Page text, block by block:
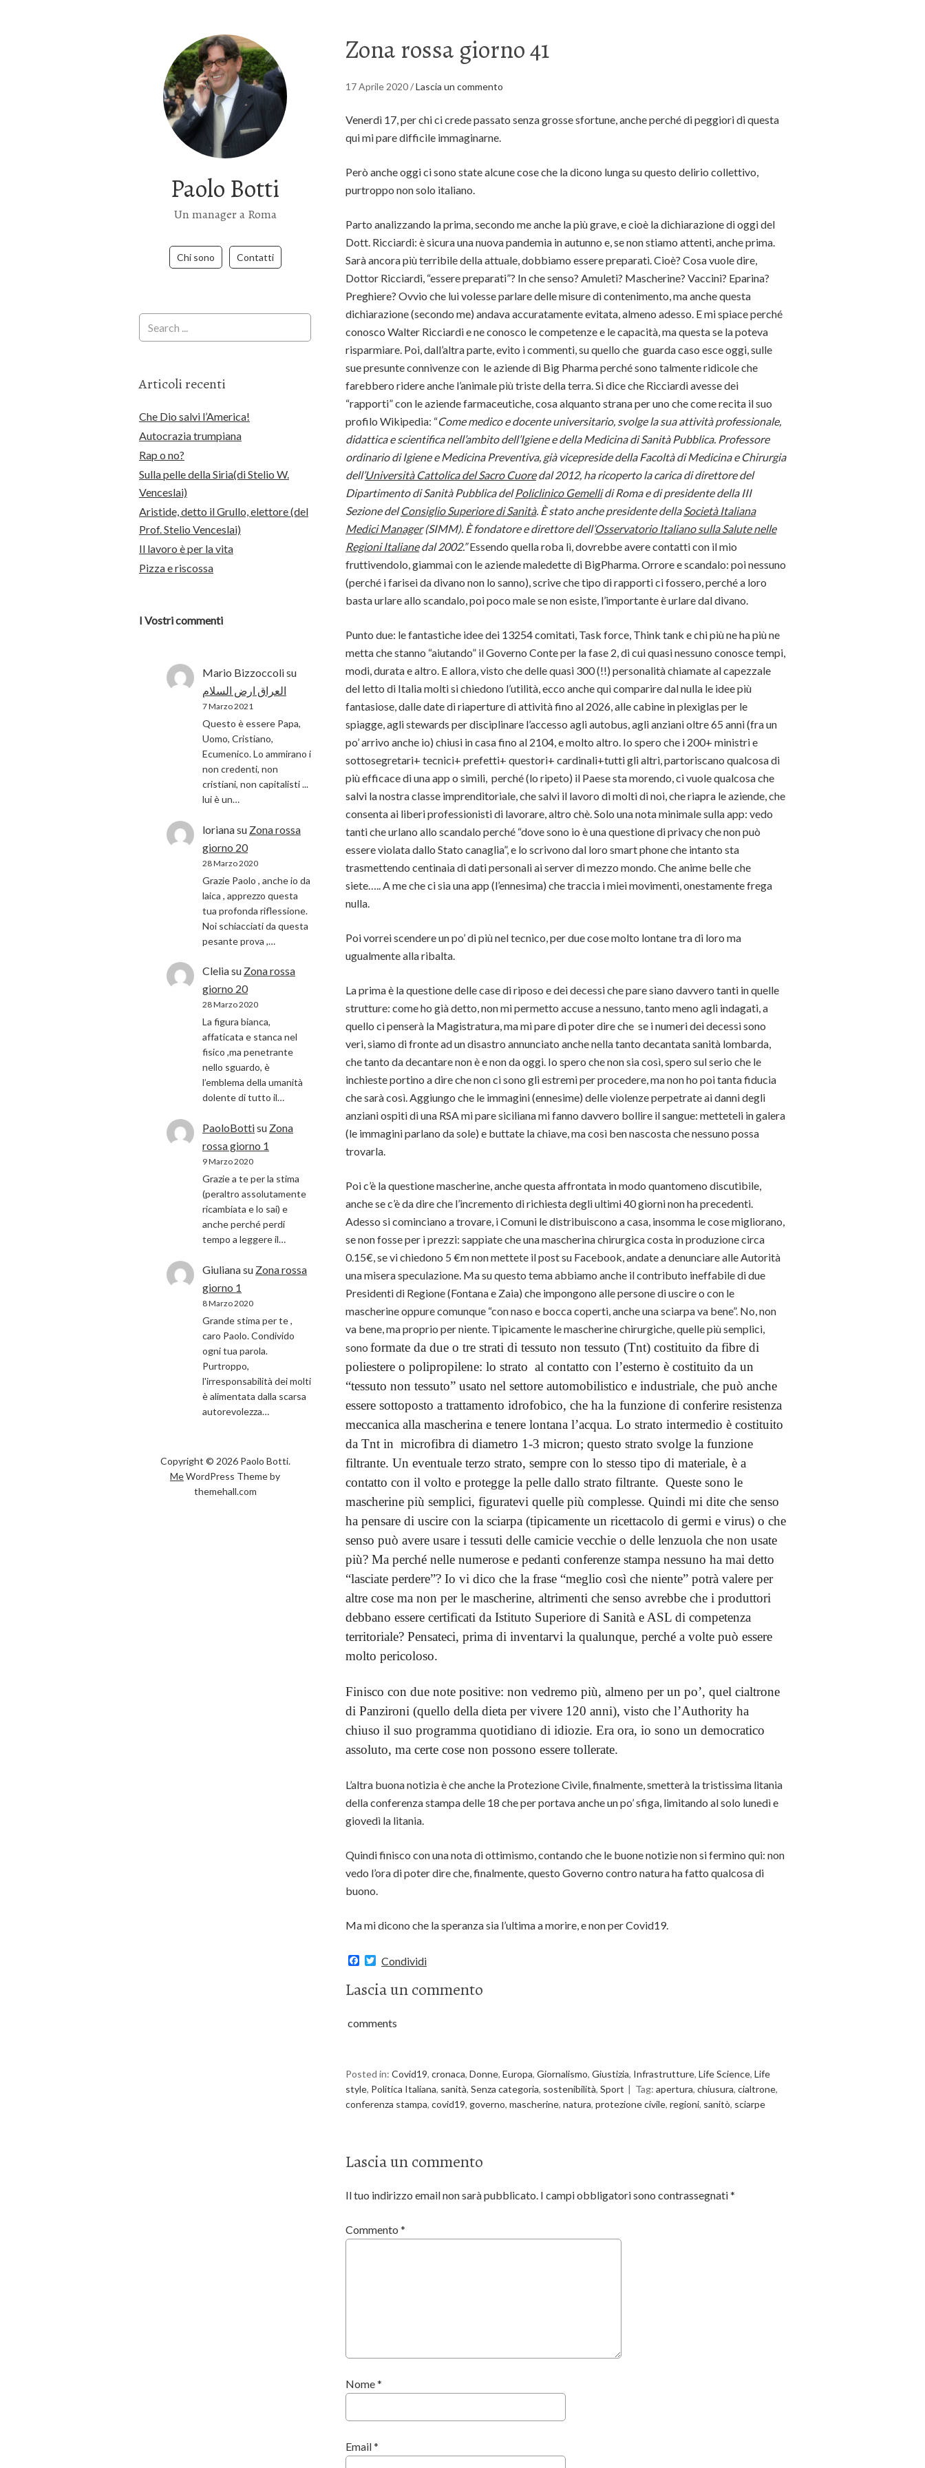
Paolo Botti
Un manager a Roma
Chi sono Contatti
Zona rossa giorno 41
17 Aprile 2020/Lascia un commento
Venerdì 17, per chi ci crede passato senza grosse sfortune, anche perché di peggiori di questa
qui mi pare difficile immaginarne.
Però anche oggi ci sono state alcune cose che la dicono lunga su questo delirio collettivo,
purtroppo non solo italiano.
Parto analizzando la prima, secondo me anche la più grave, e cioè la dichiarazione di oggi del
Dott. Ricciardi: è sicura una nuova pandemia in autunno e, se non stiamo attenti, anche prima.
Sarà ancora più terribile della attuale, dobbiamo essere preparati. Cioè? Cosa vuole dire,
Dottor Ricciardi, “essere preparati”? In che senso? Amuleti? Mascherine? Vaccini? Eparina?
Preghiere? Ovvio che lui volesse parlare delle misure di contenimento, ma anche questa
dichiarazione (secondo me) andava accuratamente evitata, almeno adesso. E mi spiace perché
conosco Walter Ricciardi e ne conosco le competenze e le capacità, ma questa se la poteva
risparmiare. Poi, dall’altra parte, evito i commenti, su quello che guarda caso esce oggi, sulle
sue presunte connivenze con le aziende di Big Pharma perché sono talmente ridicole che
farebbero ridere anche l’animale più triste della terra. Si dice che Ricciardi avesse dei
“rapporti” con le aziende farmaceutiche, cosa alquanto strana per uno che come recita il suo
profilo Wikipedia: “Come medico e docente universitario, svolge la sua attività professionale,
didattica e scientifica nell’ambito dell’Igiene e della Medicina di Sanità Pubblica. Professore
ordinario di Igiene e Medicina Preventiva, già vicepreside della Facoltà di Medicina e Chirurgia
dell’Università Cattolica del Sacro Cuoredal 2012, ha ricoperto la carica di direttore del
Dipartimento di Sanità Pubblica delPoliclinico Gemellidi Roma e di presidente della III
Sezione delConsiglio Superiore di Sanità. È stato anche presidente dellaSocietà Italiana
Medici Manager(SIMM). È fondatore e direttore dell’Osservatorio Italiano sulla Salute nelle
Regioni Italianedal 2002.”Essendo quella roba lì, dovrebbe avere contatti con il mio
fruttivendolo, giammai con le aziende maledette di BigPharma. Orrore e scandalo: poi nessuno
(perché i farisei da divano non lo sanno), scrive che tipo di rapporti ci fossero, perché a loro
basta urlare allo scandalo, poi poco male se non esiste, l’importante è urlare dal divano.
Punto due: le fantastiche idee dei 13254 comitati, Task force, Think tank e chi più ne ha più ne
metta che stanno “aiutando” il Governo Conte per la fase 2, di cui quasi nessuno conosce tempi,
modi, durata e altro. E allora, visto che delle quasi 300 (!!) personalità chiamate al capezzale
del letto di Italia molti si chiedono l’utilità, ecco anche qui comparire dal nulla le idee più
fantasiose, dalle date di riaperture di attività fino al 2026, alle cabine in plexiglas per le
spiagge, agli stewards per disciplinare l’accesso agli autobus, agli anziani oltre 65 anni (fra un
po’ arrivo anche io) chiusi in casa fino al 2104, e molto altro. Io spero che i 200+ ministri e
sottosegretari+ tecnici+ prefetti+ questori+ cardinali+tutti gli altri, partoriscano qualcosa di
più efficace di una app o simili, perché (lo ripeto) il Paese sta morendo, ci vuole qualcosa che
salvi la nostra classe imprenditoriale, che salvi il lavoro di molti di noi, che riapra le aziende, che
consenta ai liberi professionisti di lavorare, altro chè. Solo una nota minimale sulla app: vedo
tanti che urlano allo scandalo perché “dove sono io è una questione di privacy che non può
essere violata dallo Stato canaglia”, e lo scrivono dal loro smart phone che intanto sta
trasmettendo centinaia di dati personali ai server di mezzo mondo. Che anime belle che
siete….. A me che ci sia una app (l’ennesima) che traccia i miei movimenti, onestamente frega
nulla.
Poi vorrei scendere un po’ di più nel tecnico, per due cose molto lontane tra di loro ma
ugualmente alla ribalta.
La prima è la questione delle case di riposo e dei decessi che pare siano davvero tanti in quelle
strutture: come ho già detto, non mi permetto accuse a nessuno, tanto meno agli indagati, a
quello ci penserà la Magistratura, ma mi pare di poter dire che se i numeri dei decessi sono
veri, siamo di fronte ad un disastro annunciato anche nella tanto decantata sanità lombarda,
che tanto da decantare non è e non da oggi. Io spero che non sia così, spero sul serio che le
inchieste portino a dire che non ci sono gli estremi per procedere, ma non ho poi tanta fiducia
che sarà così. Aggiungo che le immagini (ennesime) delle violenze perpetrate ai danni degli
anziani ospiti di una RSA mi pare siciliana mi fanno davvero bollire il sangue: metteteli in galera
(le immagini parlano da sole) e buttate la chiave, ma così ben nascosta che nessuno possa
trovarla.
Poi c’è la questione mascherine, anche questa affrontata in modo quantomeno discutibile,
anche se c’è da dire che l’incremento di richiesta degli ultimi 40 giorni non ha precedenti.
Adesso si cominciano a trovare, i Comuni le distribuiscono a casa, insomma le cose migliorano,
se non fosse per i prezzi: sappiate che una mascherina chirurgica costa in produzione circa
0.15€, se vi chiedono 5 €m non mettete il post su Facebook, andate a denunciare alle Autorità
una misera speculazione. Ma su questo tema abbiamo anche il contributo ineffabile di due
Presidenti di Regione (Fontana e Zaia) che impongono alle persone di uscire o con le
mascherine oppure comunque “con naso e bocca coperti, anche una sciarpa va bene”. No, non
va bene, ma proprio per niente. Tipicamente le mascherine chirurgiche, quelle più semplici,
sono formate da due o tre strati di tessuto non tessuto (Tnt) costituito da fibre di
poliestere o polipropilene: lo strato al contatto con l’esterno è costituito da un
“tessuto non tessuto” usato nel settore automobilistico e industriale, che può anche
essere sottoposto a trattamento idrofobico, che ha la funzione di conferire resistenza
meccanica alla mascherina e tenere lontana l’acqua. Lo strato intermedio è costituito
da Tnt in microfibra di diametro 1-3 micron; questo strato svolge la funzione
filtrante. Un eventuale terzo strato, sempre con lo stesso tipo di materiale, è a
contatto con il volto e protegge la pelle dallo strato filtrante. Queste sono le
mascherine più semplici, figuratevi quelle più complesse. Quindi mi dite che senso
ha pensare di uscire con la sciarpa (tipicamente un ricettacolo di germi e virus) o che
senso può avere usare i tessuti delle camicie vecchie o delle lenzuola che non usate
più? Ma perché nelle numerose e pedanti conferenze stampa nessuno ha mai detto
“lasciate perdere”? Io vi dico che la frase “meglio così che niente” potrà valere per
altre cose ma non per le mascherine, altrimenti che senso avrebbe che i produttori
debbano essere certificati da Istituto Superiore di Sanità e ASL di competenza
territoriale? Pensateci, prima di inventarvi la qualunque, perché a volte può essere
molto pericoloso.
Finisco con due note positive: non vedremo più, almeno per un po’, quel cialtrone
di Panzironi (quello della dieta per vivere 120 anni), visto che l’Authority ha
chiuso il suo programma quotidiano di idiozie. Era ora, io sono un democratico
assoluto, ma certe cose non possono essere tollerate.
L’altra buona notizia è che anche la Protezione Civile, finalmente, smetterà la tristissima litania
della conferenza stampa delle 18 che per portava anche un po’ sfiga, limitando al solo lunedì e
giovedì la litania.
Quindi finisco con una nota di ottimismo, contando che le buone notizie non si fermino qui: non
vedo l’ora di poter dire che, finalmente, questo Governo contro natura ha fatto qualcosa di
buono.
Ma mi dicono che la speranza sia l’ultima a morire, e non per Covid19.
F
e
o
T
w
i
t
r
Condividi
Lascia un commento
comments
Posted in: Covid19, cronaca, Donne, Europa, Giornalismo, Giustizia, Infrastrutture, Life Science, Life
style, Politica Italiana, sanità, Senza categoria, sostenibilità, Sport Tag: apertura, chiusura, cialtrone,
conferenza stampa, covid19, governo, mascherine, natura, protezione civile, regioni, sanitò, sciarpe
Lascia un commento
Il tuo indirizzo email non sarà pubblicato. I campi obbligatori sono contrassegnati*
Commento *
Nome*
Email*
Articoli recenti
Che Dio salvi l’America!
Autocrazia trumpiana
Rap o no?
Sulla pelle della Siria(di Stelio W.
Venceslai)
Aristide, detto il Grullo, elettore (del
Prof. Stelio Venceslai)
Il lavoro è per la vita
Pizza e riscossa
I Vostri commenti
Mario Bizzoccolisu
العراق ارض السلام
7 Marzo 2021
Questo è essere Papa,
Uomo, Cristiano,
Ecumenico. Lo ammirano i
non credenti, non
cristiani, non capitalisti ...
lui è un…
lorianasu Zona rossa
giorno 20
28 Marzo 2020
Grazie Paolo , anche io da
laica , apprezzo questa
tua profonda riflessione.
Noi schiacciati da questa
pesante prova ,…
Cleliasu Zona rossa
giorno 20
28 Marzo 2020
La figura bianca,
affaticata e stanca nel
fisico ,ma penetrante
nello sguardo, è
l’emblema della umanità
dolente di tutto il…
PaoloBottisu Zona
rossa giorno 1
9 Marzo 2020
Grazie a te per la stima
(peraltro assolutamente
ricambiata e lo sai) e
anche perché perdi
tempo a leggere il…
Giulianasu Zona rossa
giorno 1
8 Marzo 2020
Grande stima per te ,
caro Paolo. Condivido
ogni tua parola.
Purtroppo,
l'irresponsabilità dei molti
è alimentata dalla scarsa
autorevolezza…
Copyright © 2026 Paolo Botti.
MeWordPress Theme by
themehall.com